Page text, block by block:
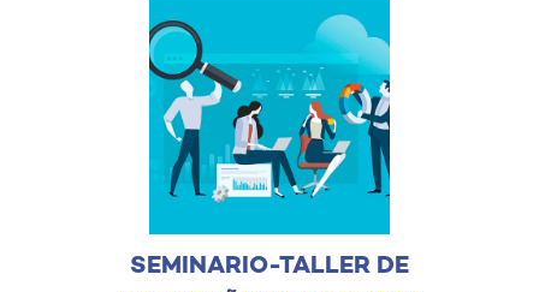
SEMINARIO-TALLER DE